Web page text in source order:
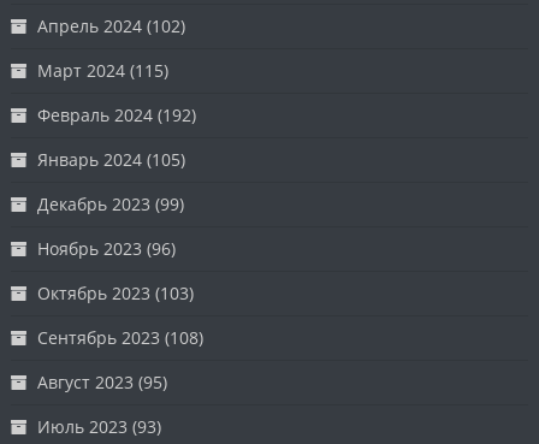
Апрель 2024 (102)
Март 2024 (115)
Февраль 2024 (192)
Январь 2024 (105)
Декабрь 2023 (99)
Ноябрь 2023 (96)
Октябрь 2023 (103)
Сентябрь 2023 (108)
Август 2023 (95)
Июль 2023 (93)